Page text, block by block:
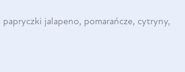
papryczki jalapeno, pomarańcze, cytryny,